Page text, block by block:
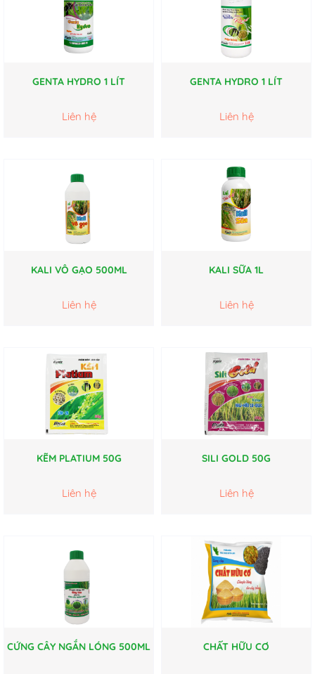
GENTA HYDRO 1 LÍT
Liên hệ
GENTA HYDRO 1 LÍT
Liên hệ
KALI VÔ GẠO 500ML
Liên hệ
KALI SỮA 1L
Liên hệ
KẼM PLATIUM 50G
Liên hệ
SILI GOLD 50G
Liên hệ
CỨNG CÂY NGẮN LÓNG 500ML CHẤT HỮU CƠ